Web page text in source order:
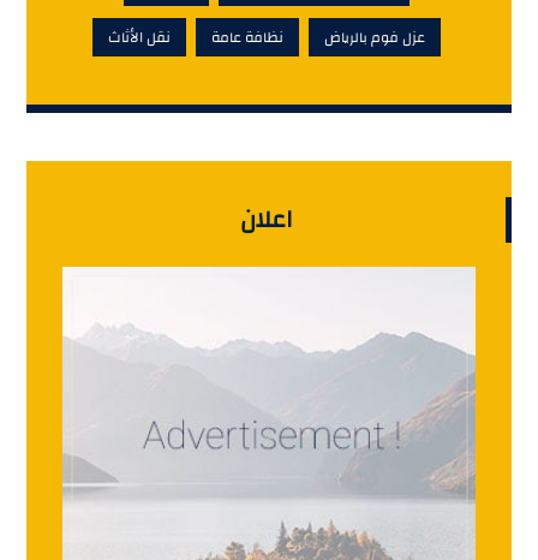
عزل فوم بالرياض
نظافة عامة نقل الأثاث
اعلان